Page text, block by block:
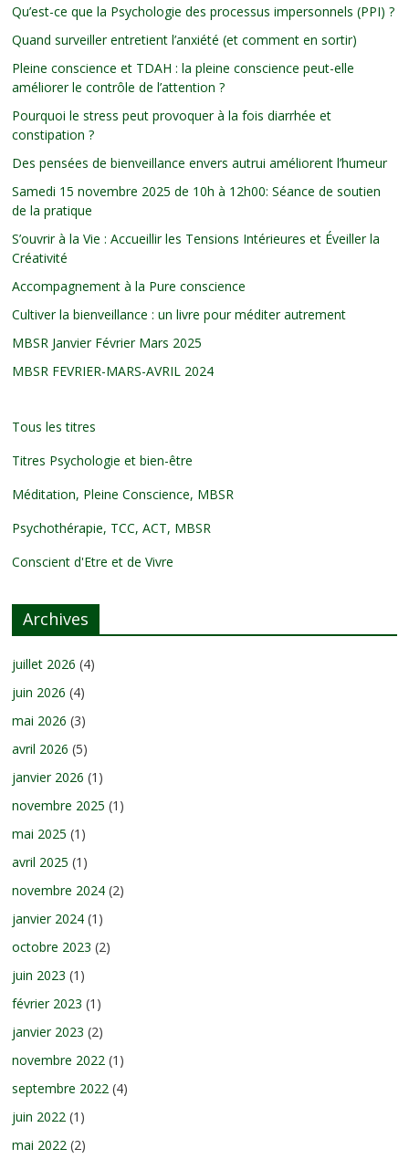
Qu’est-ce que la Psychologie des processus impersonnels (PPI) ?
Quand surveiller entretient l’anxiété (et comment en sortir)
Pleine conscience et TDAH : la pleine conscience peut-elle
améliorer le contrôle de l’attention ?
Pourquoi le stress peut provoquer à la fois diarrhée et
constipation ?
Des pensées de bienveillance envers autrui améliorent l’humeur
Samedi 15 novembre 2025 de 10h à 12h00: Séance de soutien
de la pratique
S’ouvrir à la Vie : Accueillir les Tensions Intérieures et Éveiller la
Créativité
Accompagnement à la Pure conscience
Cultiver la bienveillance : un livre pour méditer autrement
MBSR Janvier Février Mars 2025
MBSR FEVRIER-MARS-AVRIL 2024
Tous les titres
Titres Psychologie et bien-être
Méditation, Pleine Conscience, MBSR
Psychothérapie, TCC, ACT, MBSR
Conscient d'Etre et de Vivre
Archives
juillet 2026 (4)
juin 2026 (4)
mai 2026 (3)
avril 2026 (5)
janvier 2026 (1)
novembre 2025 (1)
mai 2025 (1)
avril 2025 (1)
novembre 2024 (2)
janvier 2024 (1)
octobre 2023 (2)
juin 2023 (1)
février 2023 (1)
janvier 2023 (2)
novembre 2022 (1)
septembre 2022 (4)
juin 2022 (1)
mai 2022 (2)